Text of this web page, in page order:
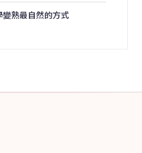
熟最自然的方式